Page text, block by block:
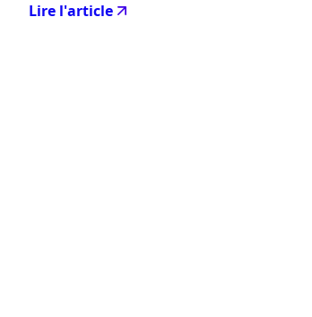
Lire l'article